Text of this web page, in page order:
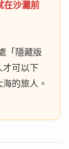
在沙灘前
「隱藏版
可以下
的旅人。